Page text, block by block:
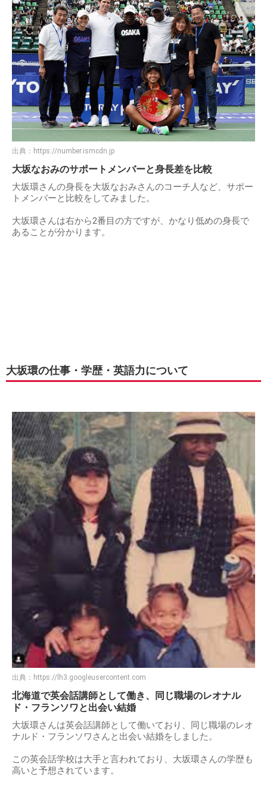
出典： https://number.ismcdn.jp
大坂なおみのサポートメンバーと身長差を比較
大坂環さんの身長を大坂なおみさんのコーチ人など、サポー
トメンバーと比較をしてみました。
大坂環さんは右から2番目の方ですが、かなり低めの身長で
あることが分かります。
大坂環の仕事・学歴・英語力について
出典： https://lh3.googleusercontent.com
北海道で英会話講師として働き、同じ職場のレオナル
ド・フランソワと出会い結婚
大坂環さんは英会話講師として働いており、同じ職場のレオ
ナルド・フランソワさんと出会い結婚をしました。
この英会話学校は大手と言われており、大坂環さんの学歴も
高いと予想されています。